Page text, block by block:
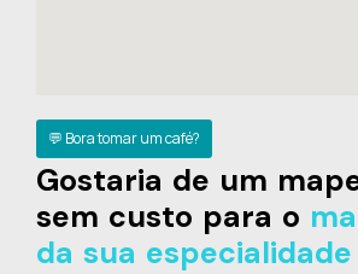
💬 Bora tomar um café?
Gostaria de um
sem custo para o
da sua